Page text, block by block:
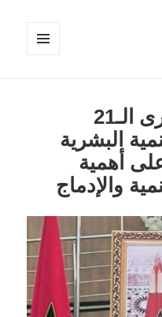
سطات تحتفل بالذكرى الـ21
البشرية
أهمية
والإدماج